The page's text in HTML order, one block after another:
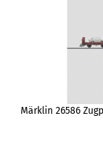
Märklin 26586